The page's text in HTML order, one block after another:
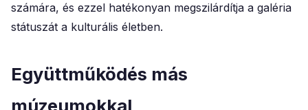
számára, és ezzel hatékonyan megszilárdítja a galéria
státuszát a kulturális életben.
Együttműködés más
múzeumokkal